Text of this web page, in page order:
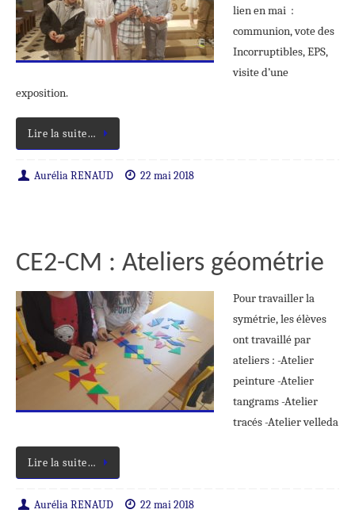
lien en mai :
communion, vote des
Incorruptibles, EPS,
visite d’une
exposition.
Lire la suite…
Aurélia RENAUD 22 mai 2018
CE2-CM : Ateliers géométrie
Pour travailler la
symétrie, les élèves
ont travaillé par
ateliers : -Atelier
peinture -Atelier
tangrams -Atelier
tracés -Atelier velleda
Lire la suite…
Aurélia RENAUD 22 mai 2018